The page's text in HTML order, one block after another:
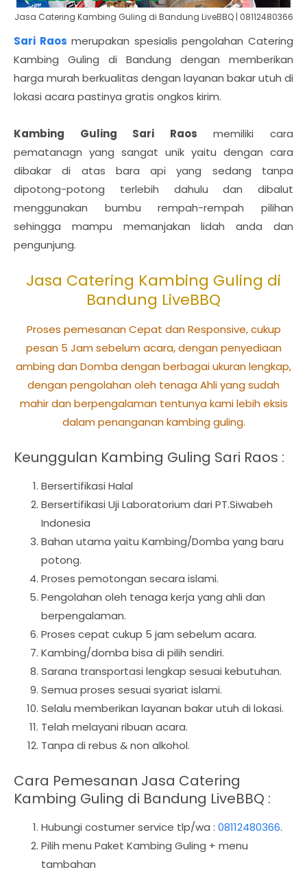
Jasa Catering Kambing Guling di Bandung LiveBBQ | 08112480366
Sari Raos merupakan spesialis pengolahan Catering
Kambing Guling di Bandung dengan memberikan
harga murah berkualitas dengan layanan bakar utuh di
lokasi acara pastinya gratis ongkos kirim.
Kambing Guling Sari Raos memiliki cara
pematanagn yang sangat unik yaitu dengan cara
dibakar di atas bara api yang sedang tanpa
dipotong-potong terlebih dahulu dan dibalut
menggunakan bumbu rempah-rempah pilihan
sehingga mampu memanjakan lidah anda dan
pengunjung.
Jasa Catering Kambing Guling di
Bandung LiveBBQ
Proses pemesanan Cepat dan Responsive, cukup
pesan 5 Jam sebelum acara, dengan penyediaan
ambing dan Domba dengan berbagai ukuran lengkap,
dengan pengolahan oleh tenaga Ahli yang sudah
mahir dan berpengalaman tentunya kami lebih eksis
dalam penanganan kambing guling.
Keunggulan Kambing Guling Sari Raos :
Bersertifikasi Halal
Bersertifikasi Uji Laboratorium dari PT.Siwabeh
Indonesia
Bahan utama yaitu Kambing/Domba yang baru
potong.
Proses pemotongan secara islami.
Pengolahan oleh tenaga kerja yang ahli dan
berpengalaman.
Proses cepat cukup 5 jam sebelum acara.
Kambing/domba bisa di pilih sendiri.
Sarana transportasi lengkap sesuai kebutuhan.
Semua proses sesuai syariat islami.
Selalu memberikan layanan bakar utuh di lokasi.
Telah melayani ribuan acara.
Tanpa di rebus & non alkohol.
Cara Pemesanan Jasa Catering
Kambing Guling di Bandung LiveBBQ :
Hubungi costumer service tlp/wa : 08112480366.
Pilih menu Paket Kambing Guling + menu
tambahan